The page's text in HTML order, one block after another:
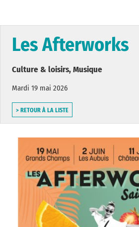
Les Afterworks
Culture & loisirs, Musique
Mardi 19 mai 2026
> RETOUR À LA LISTE